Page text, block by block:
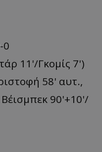
0
11'/Γκομίς 7')
58' αυτ.,
90'+10'/